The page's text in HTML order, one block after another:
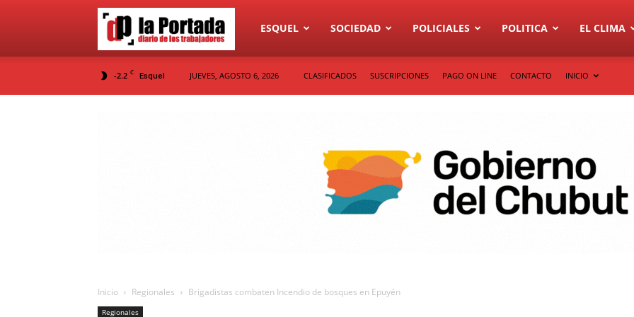
Diario
La
ESQUEL SOCIEDAD POLICIALES POLITICA EL CLIMA
-2.2 C Esquel JUEVES, AGOSTO 6, 2026 CLASIFICADOS SUSCRIPCIONES PAGO ON LINE CONTACTO INICIO
Inicio Regionales Brigadistas combaten Incendio de bosques en Epuyén
Regionales